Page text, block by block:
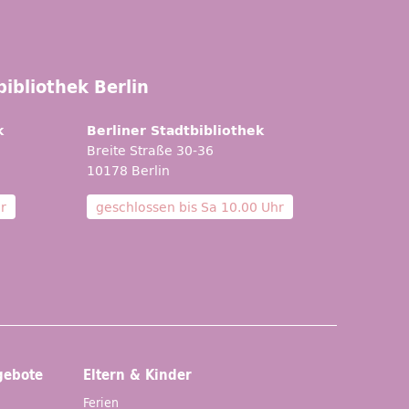
Berlin
Berliner Stadtbibliothek
Breite Straße 30-36
10178 Berlin
geschlossen bis Sa 10.00 Uhr
Eltern & Kinder
Ferien